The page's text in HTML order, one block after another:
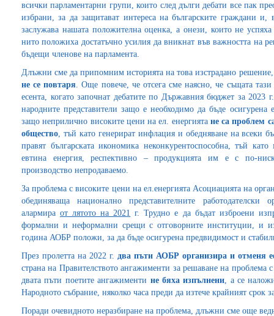
всички парламентарни групи, които след дълги дебати все пак
избрани, за да защитават интереса на българските граждани и,
заслужава нашата положителна оценка, а онези, които не успяха
нито положиха достатъчно усилия да вникнат във важността на
бъдещи членове на парламента.
Длъжни сме да припомним историята на това изстрадано
не се повтаря. Още повече, че отсега сме наясно, че същата
есента, когато започнат дебатите по Държавния бюджет за 2023
народните представители защо е необходимо да бъде
защо неприлично високите цени на ел. енергията не са проблем
общество, тъй като генерират инфлация и обедняване на всеки
правят българската икономика неконкурентоспособна, тъй
евтина енергия, респективно – продукцията им е с по-
производство непродаваемо.
За проблема с високите цени на ел.енергията Асоциацията на
обединяваща национално представителните
алармираот лятото на 2021 г. Трудно е да бъдат изброени
формални и неформални срещи с отговорните институции, и
година АОБР положи, за да бъде осигурена предвидимост и
През пролетта на 2022 г. два пъти АОБР организира и отменя
страна на Правителството ангажименти за решаване на проблема
двата пъти поетите ангажименти не бяха изпълнени, а се
Народното събрание, няколко часа преди да изтече крайният срок
Поради очевидното неразбиране на проблема, длъжни сме още